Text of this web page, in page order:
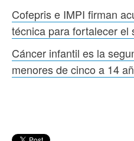
Cofepris e IMPI firman
técnica para fortalecer el
Cáncer infantil es la
menores de cinco a 14